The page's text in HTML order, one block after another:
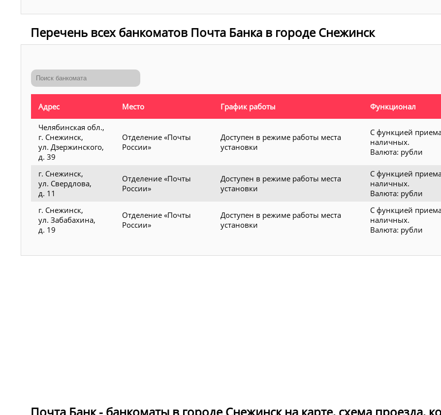
Перечень всех банкоматов Почта Банка в городе Снежинск
Адрес Место График работы Функционал
Челябинская обл.,
г. Снежинск,
ул. Дзержинского,
д. 39
Отделение «Почты
России»
Доступен в режиме работы места
установки
С функцией
наличных.
Валюта: рубли
г. Снежинск,
ул. Свердлова,
д. 11
Отделение «Почты
России»
Доступен в режиме работы места
установки
С функцией
наличных.
Валюта: рубли
г. Снежинск,
ул. Забабахина,
д. 19
Отделение «Почты
России»
Доступен в режиме работы места
установки
С функцией
наличных.
Валюта: рубли
Почта Банк - банкоматы в городе Снежинск на карте, схема проезда,